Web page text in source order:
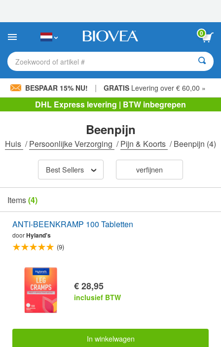
Deze
bevat
toegankelijkheidssysteem.
0
Zoekwoord of artikel #
BESPAAR 15% NU! | GRATIS Levering over € 60,00 »
DHL Express levering | BTW inbegrepen
Beenpijn
Huis /Persoonlijke Verzorging /Pijn & Koorts /Beenpijn (4)
Best Sellers verfijnen
Items(4)
ANTI-BEENKRAMP 100 Tabletten
doorHyland's
(9)
€ 28,95
inclusief BTW
In winkelwagen